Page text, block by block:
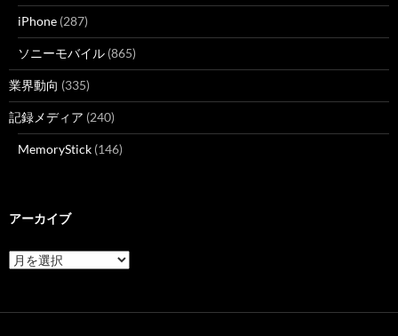
iPhone (287)
ソニーモバイル (865)
業界動向 (335)
記録メディア (240)
MemoryStick (146)
アーカイブ
ア
ー